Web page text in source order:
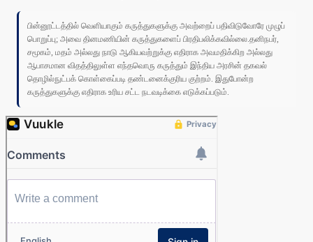
பின்னூட்டத்தில் வெளியாகும் கருத்துகளுக்கு அவற்றைப் பதிவிடுவோரே முழுப்
பொறுப்பு; அவை தினமணியின் கருத்துகளைப் பிரதிபலிக்கவில்லை.தனிநபர்,
சமூகம், மதம் அல்லது நாடு ஆகியவற்றுக்கு எதிராக அவமதிக்கிற அல்லது
ஆபாசமான விதத்திலுள்ள எந்தவொரு கருத்தும் இந்திய அரசின் தகவல்
தொழில்நுட்பக் கொள்கைப்படி தண்டனைக்குரிய குற்றம். இதுபோன்ற
கருத்துகளுக்கு எதிராக உரிய சட்ட நடவடிக்கை எடுக்கப்படும்.